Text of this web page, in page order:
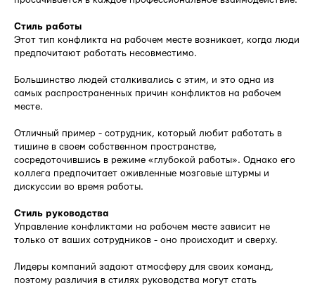
Стиль работы
Этот тип конфликта на рабочем месте возникает, когда люди
предпочитают работать несовместимо.
Большинство людей сталкивались с этим, и это одна из
самых распространенных причин конфликтов на рабочем
месте.
Отличный пример - сотрудник, который любит работать в
тишине в своем собственном пространстве,
сосредоточившись в режиме «глубокой работы». Однако его
коллега предпочитает оживленные мозговые штурмы и
дискуссии во время работы.
Стиль руководства
Управление конфликтами на рабочем месте зависит не
только от ваших сотрудников - оно происходит и сверху.
Лидеры компаний задают атмосферу для своих команд,
поэтому различия в стилях руководства могут стать